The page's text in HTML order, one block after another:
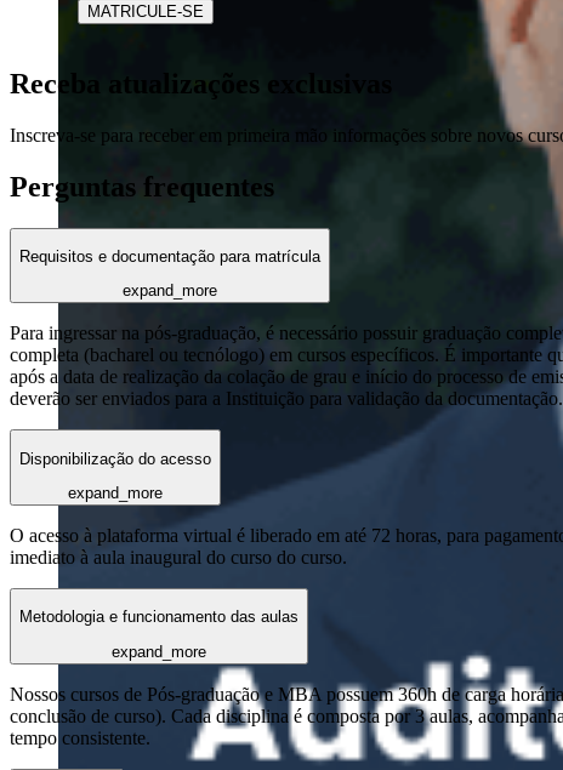
MATRICULE-SE
Receba atualizações exclusivas
Inscreva-se para receber em primeira mão informações sobre novos
Perguntas frequentes
Requisitos e documentação para matrícula
expand_more
Para ingressar na pós-graduação, é necessário possuir graduação
completa (bacharel ou tecnólogo) em cursos específicos. É importante
após a data de realização da colação de grau e início do processo de
deverão ser enviados para a Instituição para validação da documentação.
Disponibilização do acesso
expand_more
O acesso à plataforma virtual é liberado em até 72 horas, para
imediato à aula inaugural do curso do curso.
Metodologia e funcionamento das aulas
expand_more
Nossos cursos de Pós-graduação e MBA possuem 360h de carga
conclusão de curso). Cada disciplina é composta por 3 aulas,
tempo consistente.